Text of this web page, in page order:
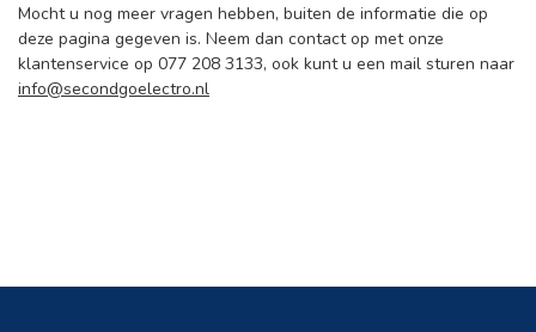
Mocht u nog meer vragen hebben, buiten de informatie die op
deze pagina gegeven is. Neem dan contact op met onze
klantenservice op 077 208 3133, ook kunt u een mail sturen naar
info@secondgoelectro.nl